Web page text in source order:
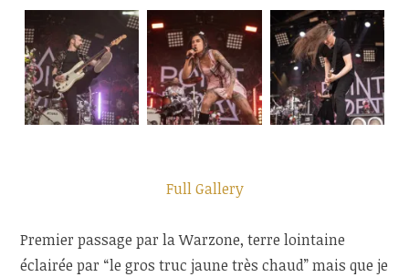
Full Gallery
Premier passage par la Warzone, terre lointaine
éclairée par “le gros truc jaune très chaud” mais que je